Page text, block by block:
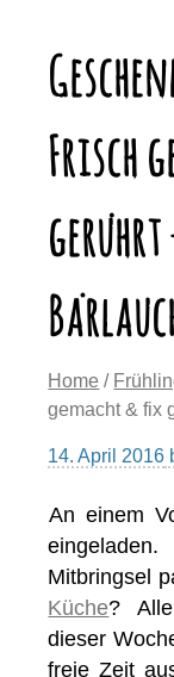
Frisch
Home /
gemacht & fix
14. April 2016
An einem
Mitbringsel
Küche?
dieser
freie Zeit